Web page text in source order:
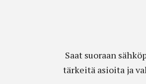
Saat suoraan
tärkeitä asioita ja